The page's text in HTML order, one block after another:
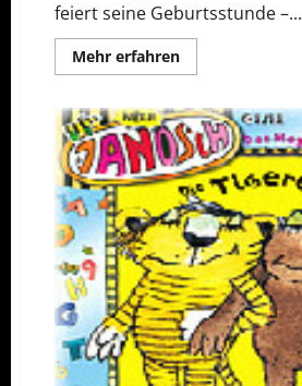
feiert seine Geburtsstunde –...
Mehr erfahrenMehr
Informationen
Jahre
„Wendy“
–
das
EPK
ist
da!